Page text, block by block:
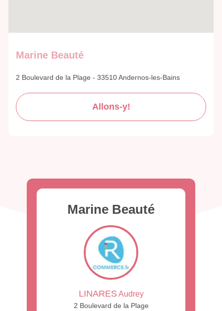
Marine Beauté
2 Boulevard de la Plage - 33510 Andernos-les-Bains
Allons-y!
Marine Beauté
LINARES Audrey
2 Boulevard de la Plage